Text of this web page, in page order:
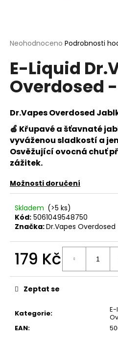
Průměrné
produktu
je
0,0
z
hvězdiček.
Neohodnoceno Podrobnosti
E-Liquid
Overdosed
Dr.Vapes Overdosed
🍏 Křupavé a šťavnaté
vyváženou sladkostí a
Osvěžující ovocná chuť
zážitek.
Možnosti doručení
Skladem (>5 ks)
Kód: 5061049548750
Značka:Dr.Vapes Overdosed
179 Kč
cena:
Kategorie:
EAN:
Zeptat se
í
t
?
HLEDAT
D
o
p
o
u
č
u
j
e
m
e
GRAPE
POD